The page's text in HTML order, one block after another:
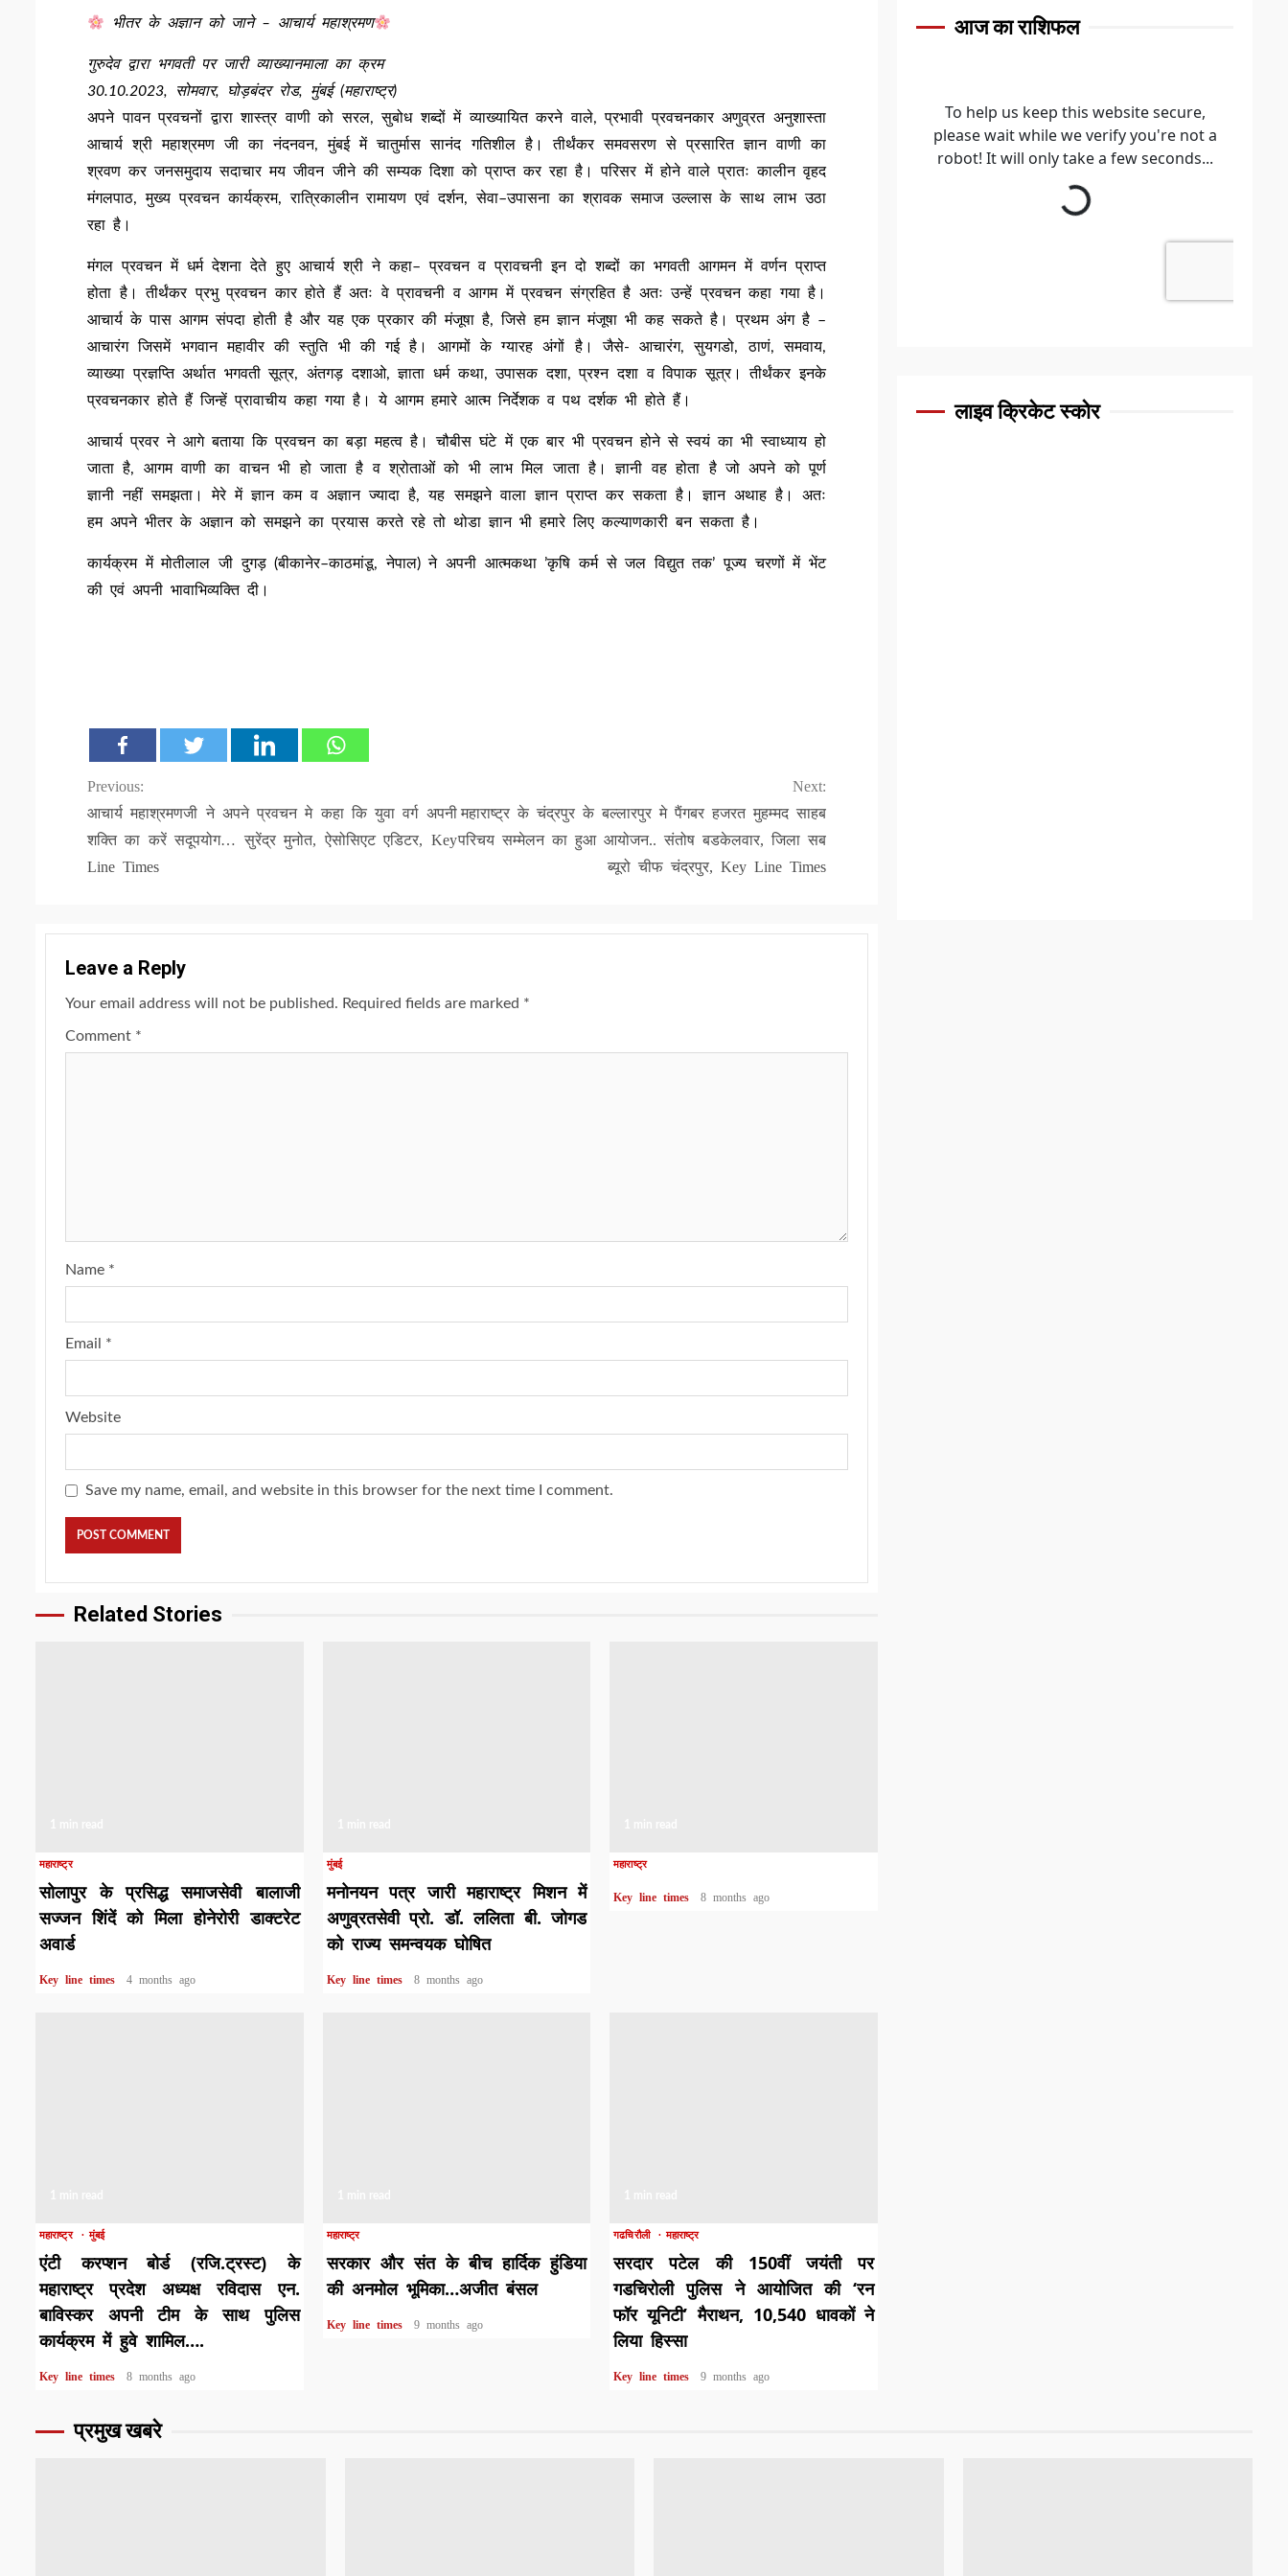
भीतर के अज्ञान को जाने – आचार्य महाश्रमण
गुरुदेव द्वारा भगवती पर जारी व्याख्यानमाला का क्रम
30.10.2023, सोमवार, घोड़बंदर रोड, मुंबई (महाराष्ट्र)
अपने पावन प्रवचनों द्वारा शास्त्र वाणी को सरल, सुबोध शब्दों में व्याख्यायित करने वाले, प्रभावी प्रवचनकार अणुव्रत अनुशास्ता
आचार्य श्री महाश्रमण जी का नंदनवन, मुंबई में चातुर्मास सानंद गतिशील है। तीर्थंकर समवसरण से प्रसारित ज्ञान वाणी का
श्रवण कर जनसमुदाय सदाचार मय जीवन जीने की सम्यक दिशा को प्राप्त कर रहा है। परिसर में होने वाले प्रातः कालीन वृहद
मंगलपाठ, मुख्य प्रवचन कार्यक्रम, रात्रिकालीन रामायण एवं दर्शन, सेवा–उपासना का श्रावक समाज उल्लास के साथ लाभ उठा
रहा है।
मंगल प्रवचन में धर्म देशना देते हुए आचार्य श्री ने कहा– प्रवचन व प्रावचनी इन दो शब्दों का भगवती आगमन में वर्णन प्राप्त
होता है। तीर्थंकर प्रभु प्रवचन कार होते हैं अतः वे प्रावचनी व आगम में प्रवचन संग्रहित है अतः उन्हें प्रवचन कहा गया है।
आचार्य के पास आगम संपदा होती है और यह एक प्रकार की मंजूषा है, जिसे हम ज्ञान मंजूषा भी कह सकते है। प्रथम अंग है –
आचारंग जिसमें भगवान महावीर की स्तुति भी की गई है। आगमों के ग्यारह अंगों है। जैसे- आचारंग, सुयगडो, ठाणं, समवाय,
व्याख्या प्रज्ञप्ति अर्थात भगवती सूत्र, अंतगड़ दशाओ, ज्ञाता धर्म कथा, उपासक दशा, प्रश्न दशा व विपाक सूत्र। तीर्थंकर इनके
प्रवचनकार होते हैं जिन्हें प्रावाचीय कहा गया है। ये आगम हमारे आत्म निर्देशक व पथ दर्शक भी होते हैं।
आचार्य प्रवर ने आगे बताया कि प्रवचन का बड़ा महत्व है। चौबीस घंटे में एक बार भी प्रवचन होने से स्वयं का भी स्वाध्याय हो
जाता है, आगम वाणी का वाचन भी हो जाता है व श्रोताओं को भी लाभ मिल जाता है। ज्ञानी वह होता है जो अपने को पूर्ण
ज्ञानी नहीं समझता। मेरे में ज्ञान कम व अज्ञान ज्यादा है, यह समझने वाला ज्ञान प्राप्त कर सकता है। ज्ञान अथाह है। अतः
हम अपने भीतर के अज्ञान को समझने का प्रयास करते रहे तो थोडा ज्ञान भी हमारे लिए कल्याणकारी बन सकता है।
कार्यक्रम में मोतीलाल जी दुगड़ (बीकानेर–काठमांडू, नेपाल) ने अपनी आत्मकथा ’कृषि कर्म से जल विद्युत तक’ पूज्य चरणों में भेंट
की एवं अपनी भावाभिव्यक्ति दी।
Continue
Reading
Previous:
आचार्य महाश्रमणजी ने अपने प्रवचन मे कहा कि युवा वर्ग अपनी
शक्ति का करें सदूपयोग… सुरेंद्र मुनोत, ऐसोसिएट एडिटर, Key
Line Times
Next:
महाराष्ट्र के चंद्रपुर के बल्लारपुर मे पैंगबर हजरत मुहम्मद साहब
परिचय सम्मेलन का हुआ आयोजन.. संतोष बडकेलवार, जिला सब
ब्यूरो चीफ चंद्रपुर, Key Line Times
Leave a Reply
Your email address will not be published. Required fields are marked *
Comment *
Name *
Email *
Website
Save my name, email, and website in this browser for the next time I comment.
Related Stories
महाराष्ट्र
सोलापुर के प्रसिद्ध समाजसेवी बालाजी
सज्जन शिंदें को मिला होनेरोरी डाक्टरेट
अवार्ड
Key line times 4 months ago
मुंबई
मनोनयन पत्र जारी महाराष्ट्र मिशन में
अणुव्रतसेवी प्रो. डॉ. ललिता बी. जोगड
को राज्य समन्वयक घोषित
Key line times 8 months ago
महाराष्ट्र
Key line times 8 months ago
महाराष्ट्र मुंबई
एंटी करप्शन बोर्ड (रजि.ट्रस्ट) के
महाराष्ट्र प्रदेश अध्यक्ष रविदास एन.
बाविस्कर अपनी टीम के साथ पुलिस
कार्यक्रम में हुवे शामिल….
Key line times 8 months ago
महाराष्ट्र
सरकार और संत के बीच हार्दिक हुंडिया
की अनमोल भूमिका…अजीत बंसल
Key line times 9 months ago
गढचिरौली महाराष्ट्र
सरदार पटेल की 150वीं जयंती पर
गडचिरोली पुलिस ने आयोजित की ‘रन
फॉर यूनिटी’ मैराथन, 10,540 धावकों ने
लिया हिस्सा
Key line times 9 months ago
आज का राशिफल
लाइव क्रिकेट स्कोर
प्रमुख खबरे